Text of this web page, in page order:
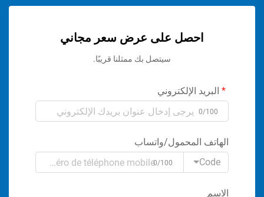
احصل على عرض سعر مجاني
سيتصل بك ممثلنا قريبًا.
البريد الإلكتروني
0/100
الهاتف المحمول/واتساب
Code
0/100
الاسم